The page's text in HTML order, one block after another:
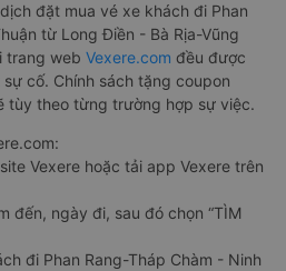
đặt mua vé xe khách đi Phan
từ Long Điền - Bà Rịa-Vũng
trang web Vexere.com đều được
cố. Chính sách tặng coupon
tùy theo từng trường hợp sự việc.
Vexere hoặc tải app Vexere trên
đến, ngày đi, sau đó chọn “TÌM
đi Phan Rang-Tháp Chàm - Ninh